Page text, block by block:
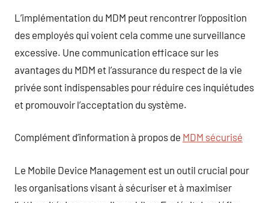
L’implémentation du MDM peut rencontrer l’opposition
des employés qui voient cela comme une surveillance
excessive. Une communication efficace sur les
avantages du MDM et l’assurance du respect de la vie
privée sont indispensables pour réduire ces inquiétudes
et promouvoir l’acceptation du système.
Complément d’information à propos de MDM sécurisé
Le Mobile Device Management est un outil crucial pour
les organisations visant à sécuriser et à maximiser